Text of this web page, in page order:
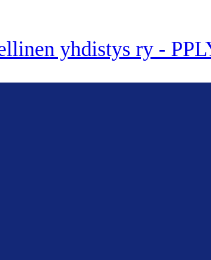
yhdistys ry -